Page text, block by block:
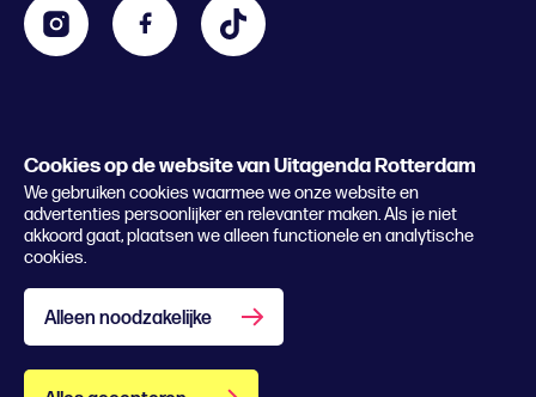
Cookies op de website van Uitagenda Rotterdam
We gebruiken cookies waarmee we onze website en
advertenties persoonlijker en relevanter maken. Als je niet
akkoord gaat, plaatsen we alleen functionele en analytische
cookies.
Alleen noodzakelijke
Zakelijk
Lees het magazine
© 2026 Rotterdam Festivals